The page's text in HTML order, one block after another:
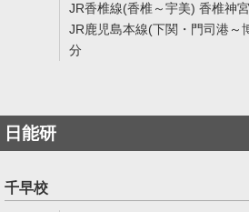
JR香椎線(香椎～宇美) 香椎神
JR鹿児島本線(下関・門司港～
分
日能研
千早校